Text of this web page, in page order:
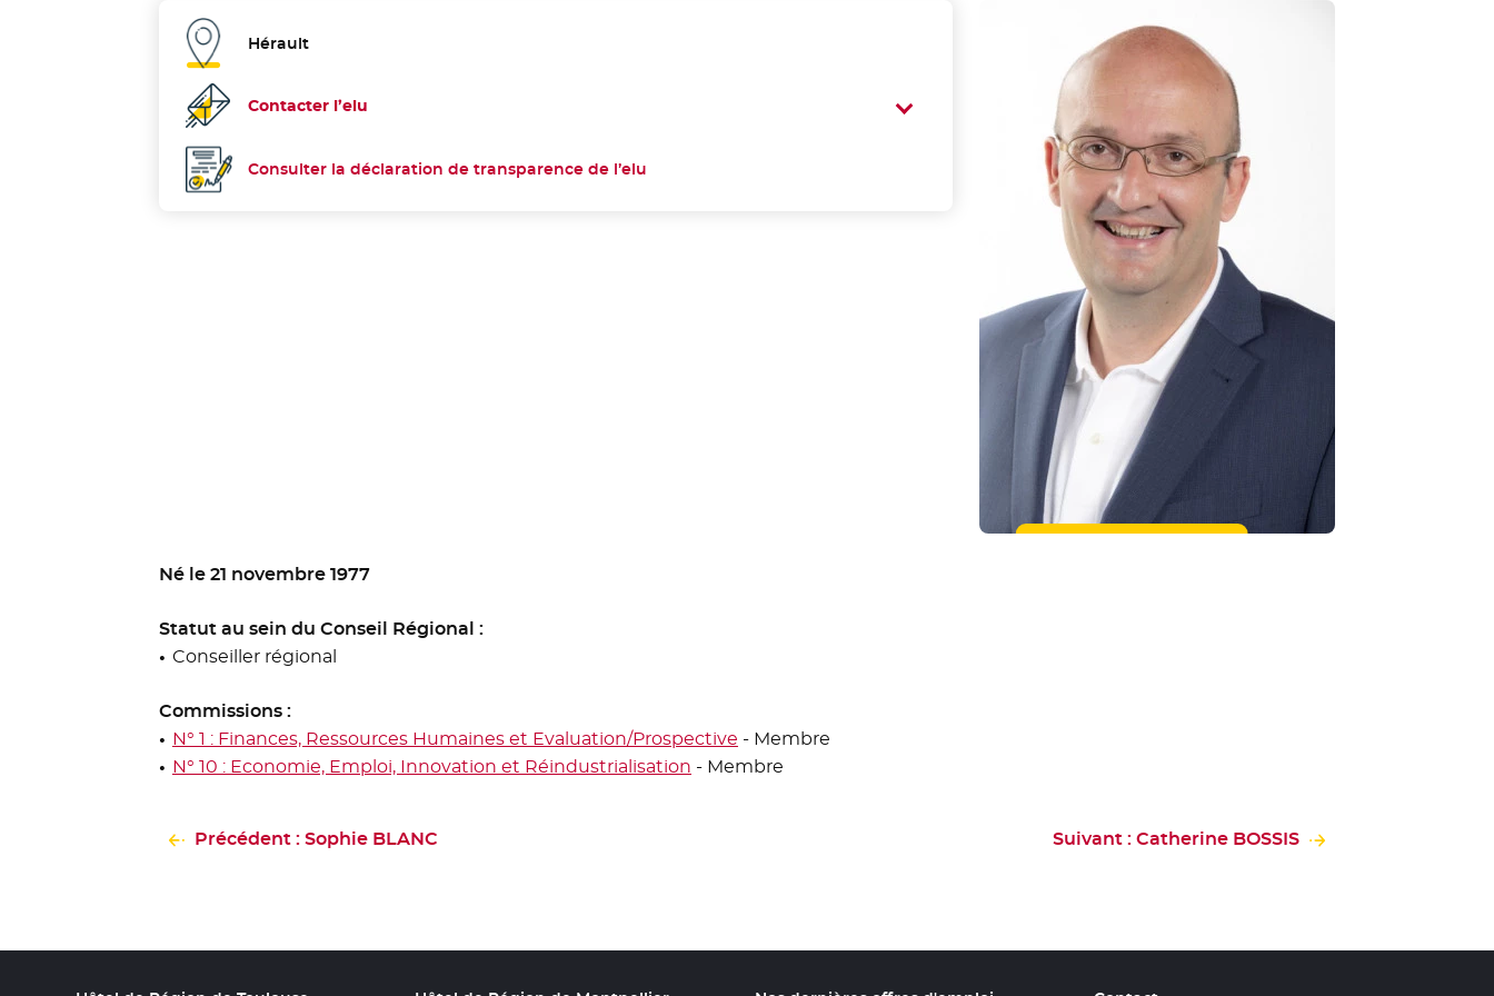
Département :
Hérault
Contacter l’elu
Déclaration de transparence :
Consulter la déclaration de transparence de l’elu
Né le 21 novembre 1977
Statut au sein du Conseil Régional :
Conseiller régional
Commissions :
N° 1 : Finances, Ressources Humaines et Evaluation/Prospective - Membre
N° 10 : Economie, Emploi, Innovation et Réindustrialisation - Membre
Précédent : Sophie BLANC Suivant : Catherine BOSSIS